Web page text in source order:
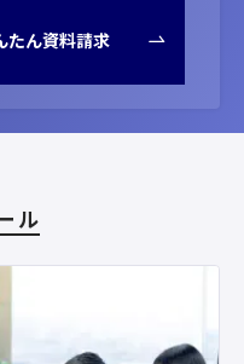
たん資料請求
ル